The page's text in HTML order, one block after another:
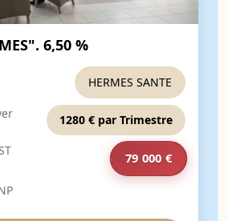
6,50 %
HERMES SANTE
1280 € par Trimestre
79 000 €